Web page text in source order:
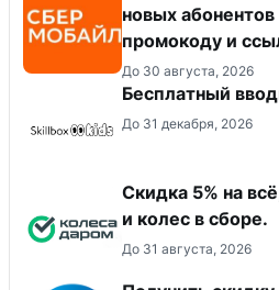
новых
промокоду и
До 30 августа, 2026
Бесплатный
До 31 декабря, 2026
Скидка 5% на
и колес в сборе.
До 31 августа, 2026